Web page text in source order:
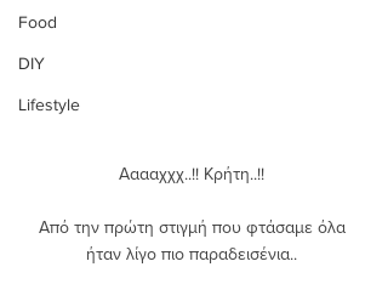
Food
DIY
Lifestyle
Ααααχχχ..!! Κρήτη..!!
Από την πρώτη στιγμή που φτάσαμε όλα
ήταν λίγο πιο παραδεισένια..